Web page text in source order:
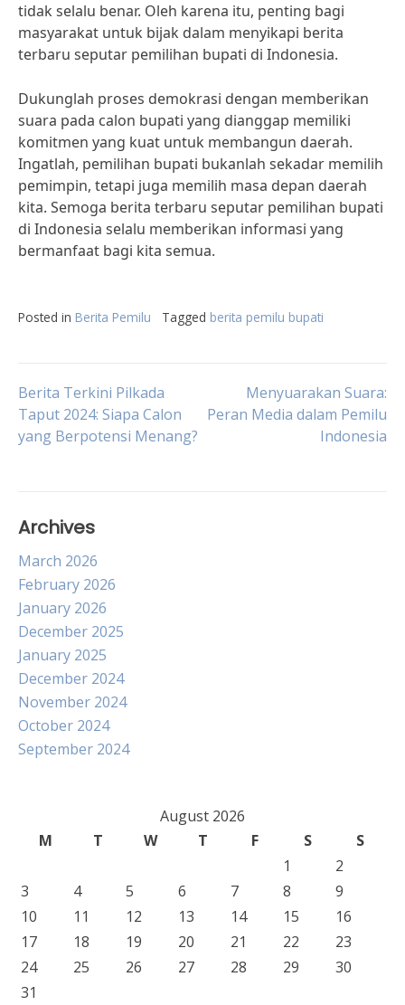
tidak selalu benar. Oleh karena itu, penting bagi
masyarakat untuk bijak dalam menyikapi berita
terbaru seputar pemilihan bupati di Indonesia.
Dukunglah proses demokrasi dengan memberikan
suara pada calon bupati yang dianggap memiliki
komitmen yang kuat untuk membangun daerah.
Ingatlah, pemilihan bupati bukanlah sekadar memilih
pemimpin, tetapi juga memilih masa depan daerah
kita. Semoga berita terbaru seputar pemilihan bupati
di Indonesia selalu memberikan informasi yang
bermanfaat bagi kita semua.
Posted in Berita Pemilu Tagged berita pemilu bupati
Post
navigation
Berita Terkini Pilkada
Taput 2024: Siapa Calon
yang Berpotensi Menang?
Menyuarakan Suara:
Peran Media dalam Pemilu
Indonesia
Archives
March 2026
February 2026
January 2026
December 2025
January 2025
December 2024
November 2024
October 2024
September 2024
August 2026
M
T W T F S
S
1
2
3
4 5 6 7 8
9
10
11 12 13 14 15
16
17
18 19 20 21 22
23
24
25 26 27 28 29
30
31